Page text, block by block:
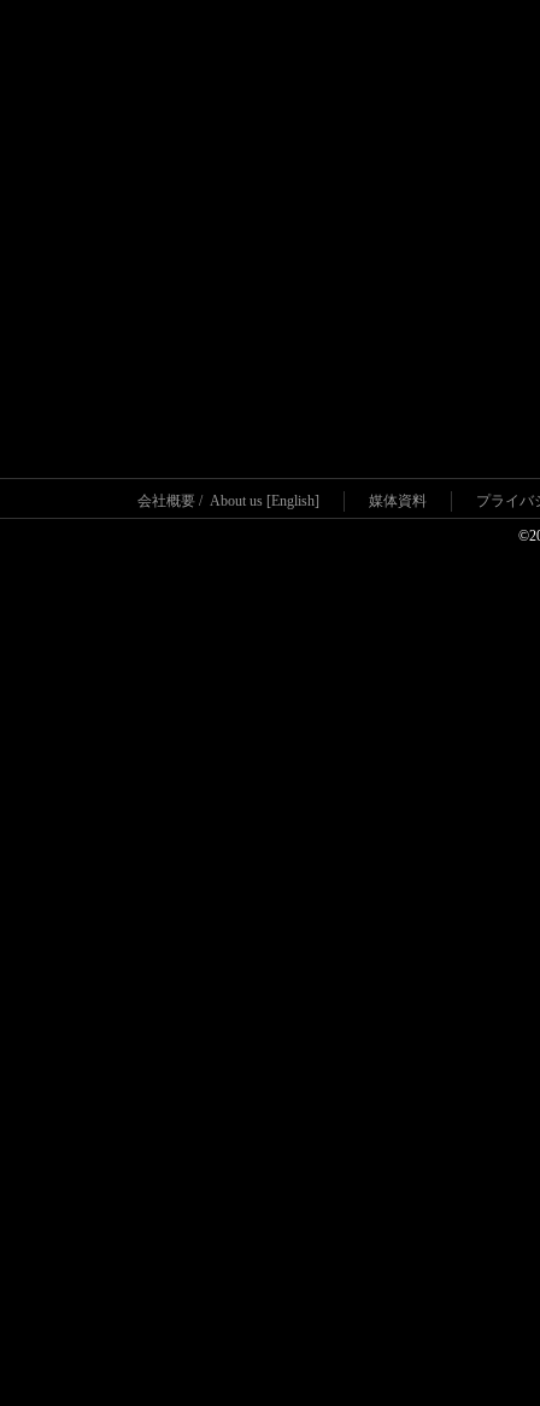
会社概要 / About us [English] 媒体資料 プライバ